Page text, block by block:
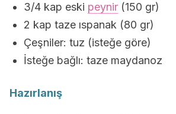
3/4 kap eski peynir (150 gr)
2 kap taze ıspanak (80 gr)
Çeşniler: tuz (isteğe göre)
İsteğe bağlı: taze maydanoz
Hazırlanış